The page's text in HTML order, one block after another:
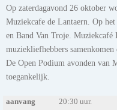
Op zaterdagavond 26 oktober
Muziekcafe de Lantaern. Op
en Band Van Troje. Muziekcafé
muziekliefhebbers
De Open Podium avonden van
toegankelijk.
aanvang
20:30 uur.